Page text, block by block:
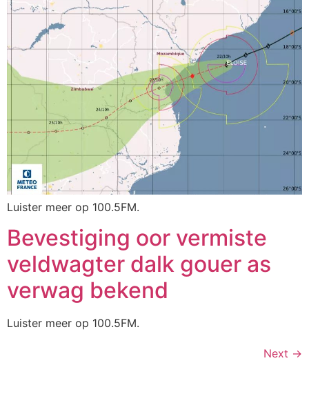
Luister meer op 100.5FM.
Bevestiging oor vermiste
veldwagter dalk gouer as
verwag bekend
Luister meer op 100.5FM.
Next →